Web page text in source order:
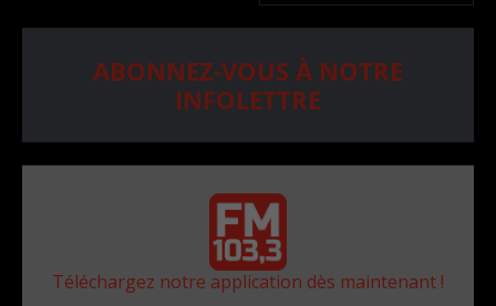
ABONNEZ-VOUS À NOTRE
INFOLETTRE
Téléchargez notre application dès maintenant !